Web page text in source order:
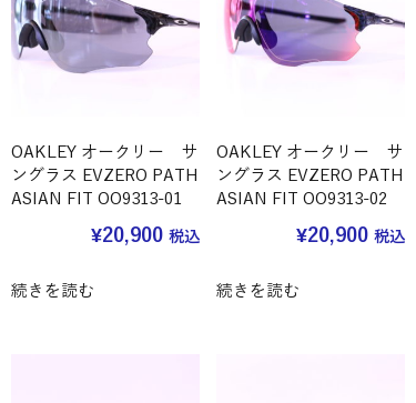
OAKLEY オークリー サ
ングラス EVZERO PATH
ASIAN FIT OO9313-01
¥20,900 税込
続きを読む
OAKLEY オークリー サ
ングラス EVZERO PATH
ASIAN FIT OO9313-02
¥20,900 税込
続きを読む